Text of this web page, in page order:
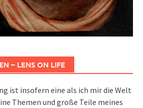
– LENS ON LIFE
ist insofern eine als ich mir die Welt
Themen und große Teile meines